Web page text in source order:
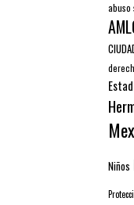
abuso
Niños